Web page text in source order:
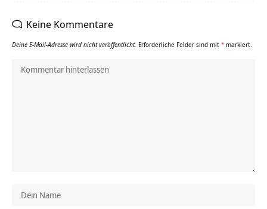
Keine Kommentare
Deine E-Mail-Adresse wird nicht veröffentlicht. Erforderliche Felder sind mit * markiert.